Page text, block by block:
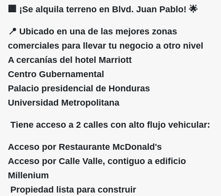
🏢 ¡Se alquila terreno en Blvd. Juan Pablo! 🌟
📍 Ubicado en una de las mejores zonas
comerciales para llevar tu negocio a otro nivel
A cercanías del hotel Marriott
Centro Gubernamental
Palacio presidencial de Honduras
Universidad Metropolitana
Tiene acceso a 2 calles con alto flujo vehicular:
Acceso por Restaurante McDonald's
Acceso por Calle Valle, contiguo a edificio
Millenium
Propiedad lista para construir